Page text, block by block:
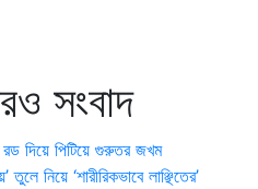
সংবাদ
দিয়ে পিটিয়ে গুরুতর জখম
তুলে নিয়ে ‘শারীরিকভাবে লাঞ্ছিতের’